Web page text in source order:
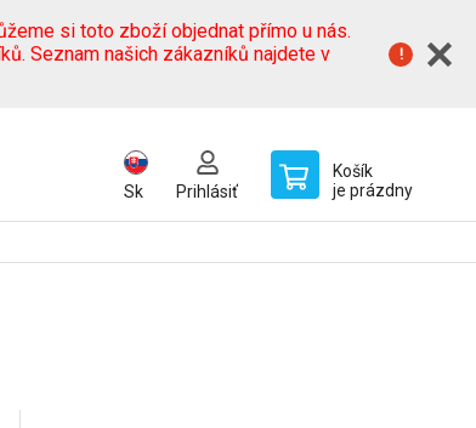
si toto zboží objednat přímo u nás.
Seznam našich zákazníků najdete v
Sk Prihlásiť
Košík
je prázdny